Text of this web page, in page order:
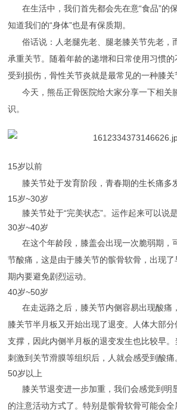
在生活中，我们首先都会先在意“食品”的
知道我们的“身体”也是有保质期。
俗话说：人老腿先老、腿老膝关节先老，
承重关节。随着年龄的递增和日常使用习惯
受到损伤，骨性关节炎就是最常见的一种膝关
今天，熊岳正骨医院给大家分享一下相关
识。
15岁以前
膝关节处于发育阶段，青春期的生长痛多
15岁~30岁
膝关节处于“完美状态”。运作起来可以说是
30岁~40岁
在这个年龄段，膝盖会出现一次脆弱期，
节酸痛，这是由于膝关节的髌骨软骨，出现
期内要避免剧烈运动。
40岁~50岁
在走远路之后，膝关节内侧容易出现酸痛
膝关节半月板又开始出现了退变。人体大部分
支撑，因此内侧半月板的退变发生也比较早
刺激到关节滑膜等组织后，人就会感受到酸痛
50岁以上
膝关节退变进一步加重，我们会感觉到明
的注意活动方式了。特别是髌骨软骨可能会